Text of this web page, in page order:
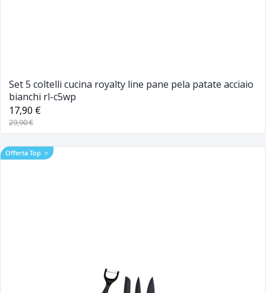
Set 5 coltelli cucina royalty line pane pela patate acciaio
bianchi rl-c5wp
17,90 €
29,90 €
Offerta Top ⭐